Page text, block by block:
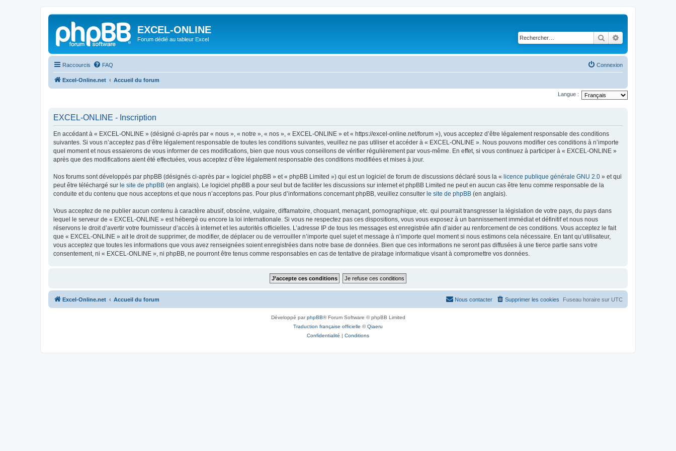
EXCEL-ONLINE
Forum dédié au tableur Excel Rechercher
Raccourcis FAQ Connexion
Excel-Online.net Accueil du forum
Langue :
EXCEL-ONLINE - Inscription
En accédant à « EXCEL-ONLINE » (désigné ci-après par « nous », « notre », « nos », « EXCEL-ONLINE » et « https://excel-online.net/forum »), vous acceptez d’être légalement responsable des conditions
suivantes. Si vous n’acceptez pas d’être légalement responsable de toutes les conditions suivantes, veuillez ne pas utiliser et accéder à « EXCEL-ONLINE ». Nous pouvons modifier ces conditions à n’importe
quel moment et nous essaierons de vous informer de ces modifications, bien que nous vous conseillons de vérifier régulièrement par vous-même. En effet, si vous continuez à participer à « EXCEL-ONLINE »
après que des modifications aient été effectuées, vous acceptez d’être légalement responsable des conditions modifiées et mises à jour.
Nos forums sont développés par phpBB (désignés ci-après par « logiciel phpBB » et « phpBB Limited ») qui est un logiciel de forum de discussions déclaré sous la « licence publique générale GNU 2.0 » et qui
peut être téléchargé sur le site de phpBB (en anglais). Le logiciel phpBB a pour seul but de faciliter les discussions sur internet et phpBB Limited ne peut en aucun cas être tenu comme responsable de la
conduite et du contenu que nous acceptons et que nous n’acceptons pas. Pour plus d’informations concernant phpBB, veuillez consulter le site de phpBB (en anglais).
Vous acceptez de ne publier aucun contenu à caractère abusif, obscène, vulgaire, diffamatoire, choquant, menaçant, pornographique, etc. qui pourrait transgresser la législation de votre pays, du pays dans
lequel le serveur de « EXCEL-ONLINE » est hébergé ou encore la loi internationale. Si vous ne respectez pas ces dispositions, vous vous exposez à un bannissement immédiat et définitif et nous nous
réservons le droit d’avertir votre fournisseur d’accès à internet et les autorités officielles. L’adresse IP de tous les messages est enregistrée afin d’aider au renforcement de ces conditions. Vous acceptez le fait
que « EXCEL-ONLINE » ait le droit de supprimer, de modifier, de déplacer ou de verrouiller n’importe quel sujet et message à n’importe quel moment si nous estimons cela nécessaire. En tant qu’utilisateur,
vous acceptez que toutes les informations que vous avez renseignées soient enregistrées dans notre base de données. Bien que ces informations ne seront pas diffusées à une tierce partie sans votre
consentement, ni « EXCEL-ONLINE », ni phpBB, ne pourront être tenus comme responsables en cas de tentative de piratage informatique visant à compromettre vos données.
Excel-Online.net Accueil du forum Fuseau horaire sur UTC
Supprimer les cookies
Nous contacter
Développé parphpBB® Forum Software © phpBB Limited
Traduction française officielle ©Qiaeru
Confidentialité | Conditions